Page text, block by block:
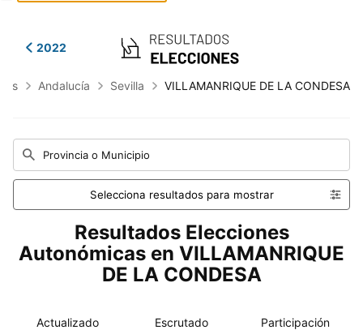
2022
Andalucía Sevilla VILLAMANRIQUE DE LA CONDESA
Provincia o Municipio
Selecciona resultados para mostrar
Resultados Elecciones
Autonómicas en VILLAMANRIQUE
DE LA CONDESA
Actualizado
Escrutado
Participación